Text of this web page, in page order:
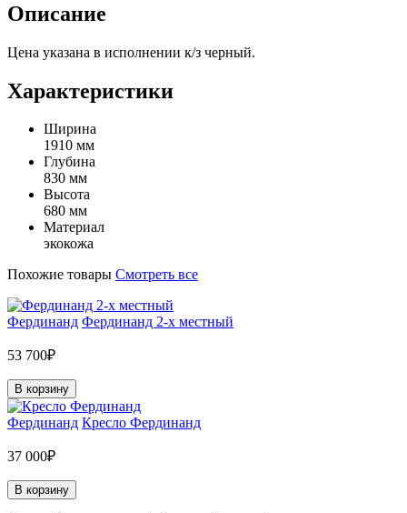
Описание
Цена указана в исполнении к/з черный.
Характеристики
Ширина
1910 мм
Глубина
830 мм
Высота
680 мм
Материал
экокожа
Похожие товары Смотреть все
Фердинанд Фердинанд 2-х местный
53 700₽
В корзину
Фердинанд Кресло Фердинанд
37 000₽
В корзину